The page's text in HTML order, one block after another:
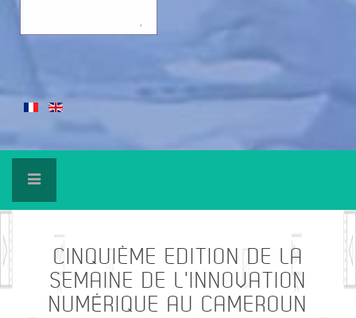
CINQUIÈME EDITION DE LA
SEMAINE DE L'INNOVATION
NUMÉRIQUE AU CAMEROUN